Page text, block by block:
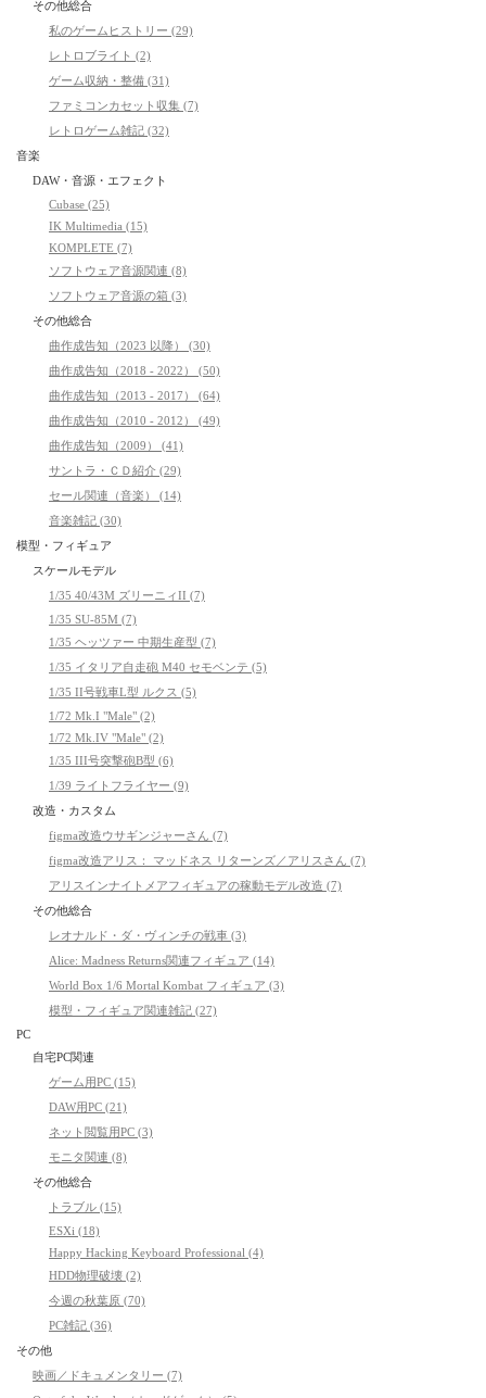
その他総合
私のゲームヒストリー (29)
レトロブライト (2)
ゲーム収納・整備 (31)
ファミコンカセット収集 (7)
レトロゲーム雑記 (32)
音楽
DAW・音源・エフェクト
Cubase (25)
IK Multimedia (15)
KOMPLETE (7)
ソフトウェア音源関連 (8)
ソフトウェア音源の箱 (3)
その他総合
曲作成告知（2023 以降） (30)
曲作成告知（2018 - 2022） (50)
曲作成告知（2013 - 2017） (64)
曲作成告知（2010 - 2012） (49)
曲作成告知（2009） (41)
サントラ・ＣＤ紹介 (29)
セール関連（音楽） (14)
音楽雑記 (30)
模型・フィギュア
スケールモデル
1/35 40/43M ズリーニィII (7)
1/35 SU-85M (7)
1/35 ヘッツァー 中期生産型 (7)
1/35 イタリア自走砲 M40 セモベンテ (5)
1/35 II号戦車L型 ルクス (5)
1/72 Mk.I "Male" (2)
1/72 Mk.IV "Male" (2)
1/35 III号突撃砲B型 (6)
1/39 ライトフライヤー (9)
改造・カスタム
figma改造ウサギンジャーさん (7)
figma改造アリス： マッドネス リターンズ／アリスさん (7)
アリスインナイトメアフィギュアの稼動モデル改造 (7)
その他総合
レオナルド・ダ・ヴィンチの戦車 (3)
Alice: Madness Returns関連フィギュア (14)
World Box 1/6 Mortal Kombat フィギュア (3)
模型・フィギュア関連雑記 (27)
PC
自宅PC関連
ゲーム用PC (15)
DAW用PC (21)
ネット閲覧用PC (3)
モニタ関連 (8)
その他総合
トラブル (15)
ESXi (18)
Happy Hacking Keyboard Professional (4)
HDD物理破壊 (2)
今週の秋葉原 (70)
PC雑記 (36)
その他
映画／ドキュメンタリー (7)